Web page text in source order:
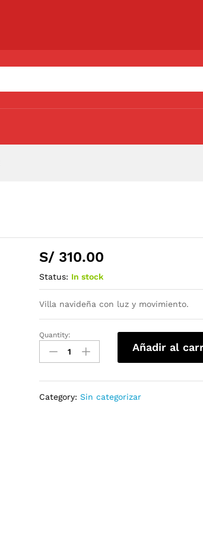
S/ 310.00
Status: In stock
Villa navideña con luz y movimiento.
Quantity:
Añadir al
Category:Sin categorizar